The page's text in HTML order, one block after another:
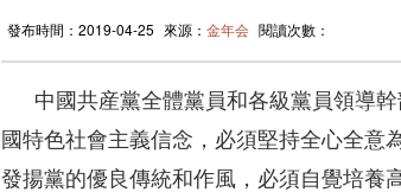
發布時間：2019-04-25 來源： 金年会 閱讀次數：
中國共産黨全體黨員和各級黨員領導
國特色社會主義信念，必須堅持全心全意
發揚黨的優良傳統和作風，必須自覺培養